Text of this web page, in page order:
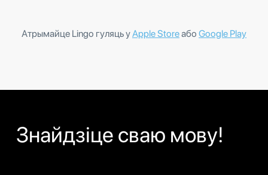
Атрымайце Lingo гуляць уApple Storeабо Google Play
Знайдзіце сваю мову!